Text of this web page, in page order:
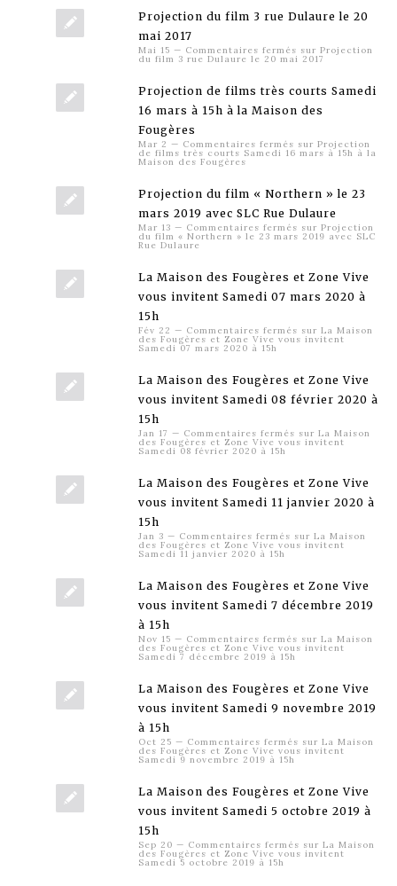
Projection du film 3 rue Dulaure le 20
mai 2017
Mai 15 — Commentaires fermés sur Projection
du film 3 rue Dulaure le 20 mai 2017
Projection de films très courts Samedi
16 mars à 15h à la Maison des
Fougères
Mar 2 — Commentaires fermés sur Projection
de films très courts Samedi 16 mars à 15h à la
Maison des Fougères
Projection du film « Northern » le 23
mars 2019 avec SLC Rue Dulaure
Mar 13 — Commentaires fermés sur Projection
du film « Northern » le 23 mars 2019 avec SLC
Rue Dulaure
La Maison des Fougères et Zone Vive
vous invitent Samedi 07 mars 2020 à
15h
Fév 22 — Commentaires fermés sur La Maison
des Fougères et Zone Vive vous invitent
Samedi 07 mars 2020 à 15h
La Maison des Fougères et Zone Vive
vous invitent Samedi 08 février 2020 à
15h
Jan 17 — Commentaires fermés sur La Maison
des Fougères et Zone Vive vous invitent
Samedi 08 février 2020 à 15h
La Maison des Fougères et Zone Vive
vous invitent Samedi 11 janvier 2020 à
15h
Jan 3 — Commentaires fermés sur La Maison
des Fougères et Zone Vive vous invitent
Samedi 11 janvier 2020 à 15h
La Maison des Fougères et Zone Vive
vous invitent Samedi 7 décembre 2019
à 15h
Nov 15 — Commentaires fermés sur La Maison
des Fougères et Zone Vive vous invitent
Samedi 7 décembre 2019 à 15h
La Maison des Fougères et Zone Vive
vous invitent Samedi 9 novembre 2019
à 15h
Oct 25 — Commentaires fermés sur La Maison
des Fougères et Zone Vive vous invitent
Samedi 9 novembre 2019 à 15h
La Maison des Fougères et Zone Vive
vous invitent Samedi 5 octobre 2019 à
15h
Sep 20 — Commentaires fermés sur La Maison
des Fougères et Zone Vive vous invitent
Samedi 5 octobre 2019 à 15h